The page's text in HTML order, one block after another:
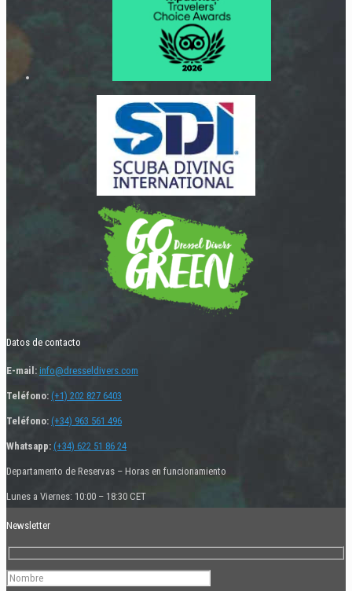
Datos de contacto
E-mail: info@dresseldivers.com
Teléfono: (+1) 202 827 6403
Teléfono: (+34) 963 561 496
Whatsapp: (+34) 622 51 86 24
Departamento de Reservas – Horas en funcionamiento
Lunes a Viernes: 10:00 – 18:30 CET
Newsletter